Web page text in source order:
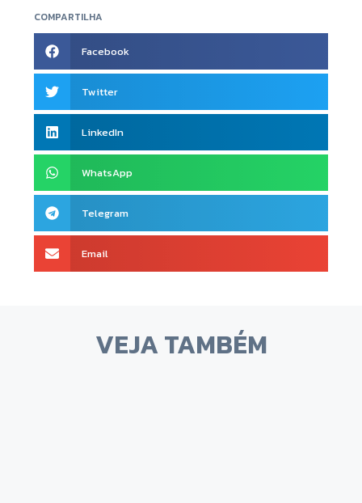
COMPARTILHA
Facebook
Twitter
LinkedIn
WhatsApp
Telegram
Email
VEJA TAMBÉM